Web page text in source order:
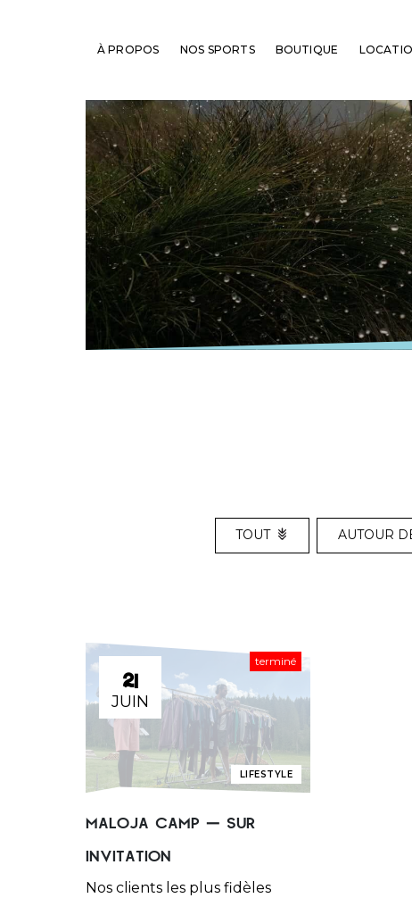
À PROPOS NOS SPORTS BOUTIQUE
TOUT AUTOUR
21
JUIN
LIFESTYLE
terminé
MALOJA CAMP – SUR
INVITATION
Nos clients les plus fidèles